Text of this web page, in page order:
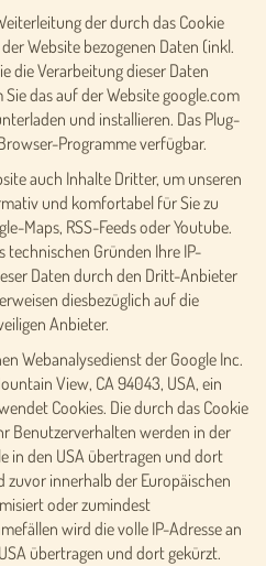
der durch das Cookie
Website bezogenen Daten (inkl.
die Verarbeitung dieser Daten
das auf der Website google.com
und installieren. Das Plug-
Programme verfügbar.
auch Inhalte Dritter, um unseren
und komfortabel für Sie zu
Maps, RSS-Feeds oder Youtube.
technischen Gründen Ihre IP-
Daten durch den Dritt-Anbieter
diesbezüglich auf die
Anbieter.
Webanalysedienst der Google Inc.
View, CA 94043, USA, ein
Cookies. Die durch das Cookie
Benutzerverhalten werden in der
in den USA übertragen und dort
zuvor innerhalb der Europäischen
oder zumindest
wird die volle IP-Adresse an
übertragen und dort gekürzt.